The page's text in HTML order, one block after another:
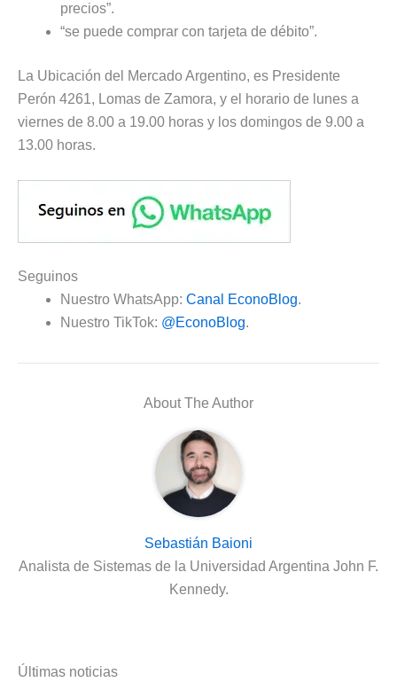
precios”.
“se puede comprar con tarjeta de débito”.
La Ubicación del Mercado Argentino, es Presidente
Perón 4261, Lomas de Zamora, y el horario de lunes a
viernes de 8.00 a 19.00 horas y los domingos de 9.00 a
13.00 horas.
Seguinos
Nuestro WhatsApp: Canal EconoBlog.
Nuestro TikTok: @EconoBlog.
About The Author
Sebastián Baioni
Analista de Sistemas de la Universidad Argentina John F.
Kennedy.
Últimas noticias